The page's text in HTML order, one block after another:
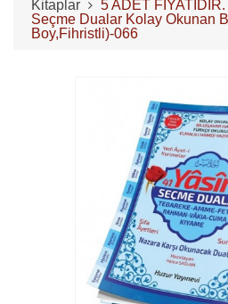
Kitaplar
5 ADET
Seçme Dualar Kolay Okunan
Boy,Fihristli)-066